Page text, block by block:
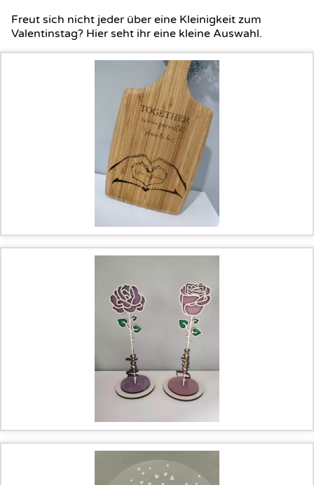
Freut sich nicht jeder über eine Kleinigkeit zum
Valentinstag? Hier seht ihr eine kleine Auswahl.